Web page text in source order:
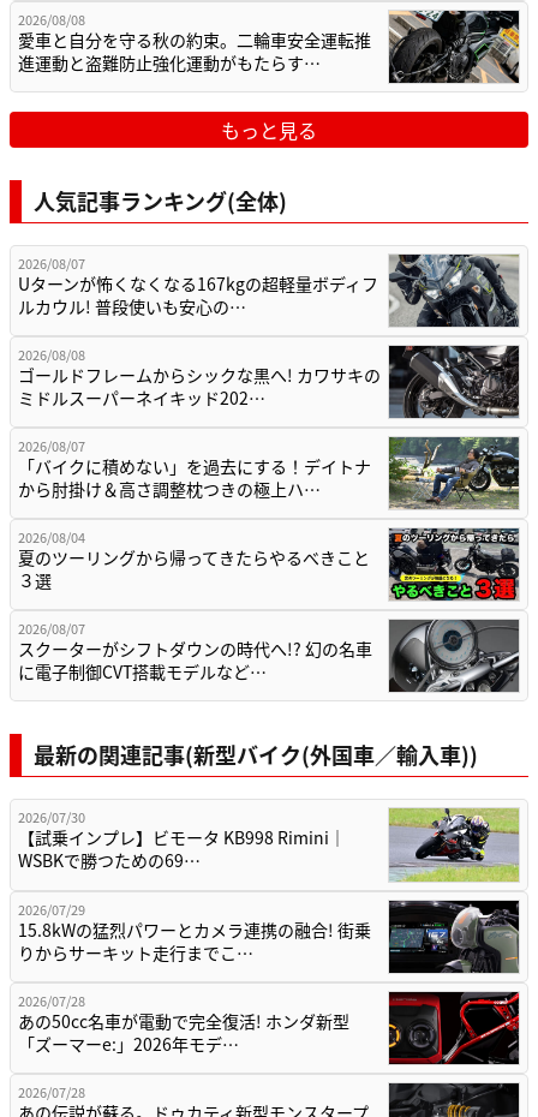
2026/08/08
愛車と自分を守る秋の約束。二輪車安全運転推
進運動と盗難防止強化運動がもたらす…
もっと見る
人気記事ランキング(全体)
2026/08/07
Uターンが怖くなくなる167kgの超軽量ボディフ
ルカウル! 普段使いも安心の…
2026/08/08
ゴールドフレームからシックな黒へ! カワサキの
ミドルスーパーネイキッド202…
2026/08/07
「バイクに積めない」を過去にする！デイトナ
から肘掛け＆高さ調整枕つきの極上ハ…
2026/08/04
夏のツーリングから帰ってきたらやるべきこと
３選
2026/08/07
スクーターがシフトダウンの時代へ!? 幻の名車
に電子制御CVT搭載モデルなど…
最新の関連記事(新型バイク(外国車／輸入車))
2026/07/30
【試乗インプレ】ビモータ KB998 Rimini｜
WSBKで勝つための69…
2026/07/29
15.8kWの猛烈パワーとカメラ連携の融合! 街乗
りからサーキット走行までこ…
2026/07/28
あの50cc名車が電動で完全復活! ホンダ新型
「ズーマーe:」2026年モデ…
2026/07/28
あの伝説が蘇る。ドゥカティ新型モンスタープ